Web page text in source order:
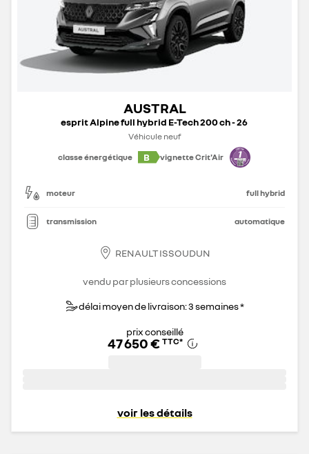
AUSTRAL
esprit Alpine full hybrid E-Tech 200 ch - 26
Véhicule neuf
classe énergétique
B vignette Crit'Air
moteur full hybrid
transmission automatique
RENAULT ISSOUDUN
vendu par plusieurs concessions
délai moyen de livraison: 3 semaines *
prix conseillé
47 650 € TTC*
voir les détails